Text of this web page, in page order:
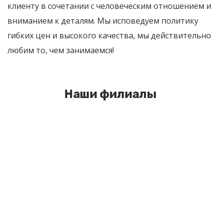
клиенту в сочетании с человеческим отношением и
вниманием к деталям. Мы исповедуем политику
гибких цен и высокого качества, мы действительно
любим то, чем занимаемся!
Наши филиалы